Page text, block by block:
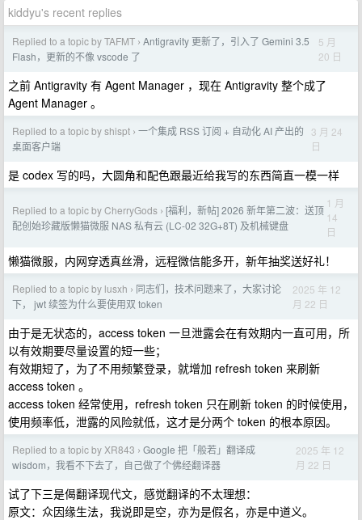
kiddyu's recent replies
Replied to a topic by TAFMT › Antigravity 更新了，引入了 Gemini 3.5
Flash，更新的不像 vscode 了
5 月
20 日
之前 Antigravity 有 Agent Manager ，现在 Antigravity 整个成了
Agent Manager 。
Replied to a topic by shispt › 一个集成 RSS 订阅 + 自动化 AI 产出的
桌面客户端
3 月 24
日
是 codex 写的吗，大圆角和配色跟最近给我写的东西简直一模一样
Replied to a topic by CherryGods › [福利，新帖] 2026 新年第二波：送顶
配创始珍藏版懒猫微服 NAS 私有云 (LC-02 32G+8T) 及机械键盘
1 月
14
日
懒猫微服，内网穿透真丝滑，远程微信能多开，新年抽奖送好礼！
Replied to a topic by lusxh › 同志们，技术问题来了，大家讨论
下， jwt 续签为什么要使用双 token
2025 年 12
月 22 日
由于是无状态的，access token 一旦泄露会在有效期内一直可用，所
以有效期要尽量设置的短一些；
有效期短了，为了不用频繁登录，就增加 refresh token 来刷新
access token 。
access token 经常使用，refresh token 只在刷新 token 的时候使用，
使用频率低，泄露的风险就低，这才是分两个 token 的根本原因。
Replied to a topic by XR843 › Google 把「般若」翻译成
wisdom，我看不下去了，自己做了个佛经翻译器
2025 年 12
月 22 日
试了下三是偈翻译现代文，感觉翻译的不太理想：
原文：众因缘生法，我说即是空，亦为是假名，亦是中道义。